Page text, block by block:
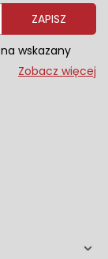
ZAPISZ
wskazany
w naszej
na
przed
Zobacz więcej